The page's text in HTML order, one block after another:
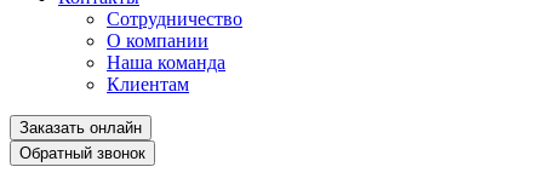
Сотрудничество
О компании
Наша команда
Клиентам
Заказать онлайн
Обратный звонок